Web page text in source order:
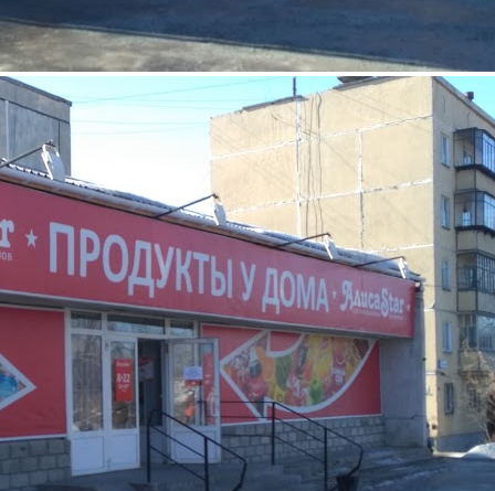
Средний
Продукты питания
АлисаStar
Связаться с ритейлером
Узнать планы развития ритейлера
Основатель торговой сети продуктовых магазинов «Алиса» -
Голышев Юрий Иванович. Первый торговый объект - это
старый строительный вагончик, отремонтированный своими
руками. Тогда, в 92-м году, после гайдаровских реформ, было
совсем не просто. Работали лет 10 подряд с 7 утра и до 11
вечера, сами возили товар на чем придется, сами грузили и
продавали. А первыми продуктами были печенье, ириски и
хлеб. ...
3257 (+1)
Навигация
О ритейлере
О компании
Информация о развитии ритейлера
Где представлена ТС
Контакты
Фотогалерея